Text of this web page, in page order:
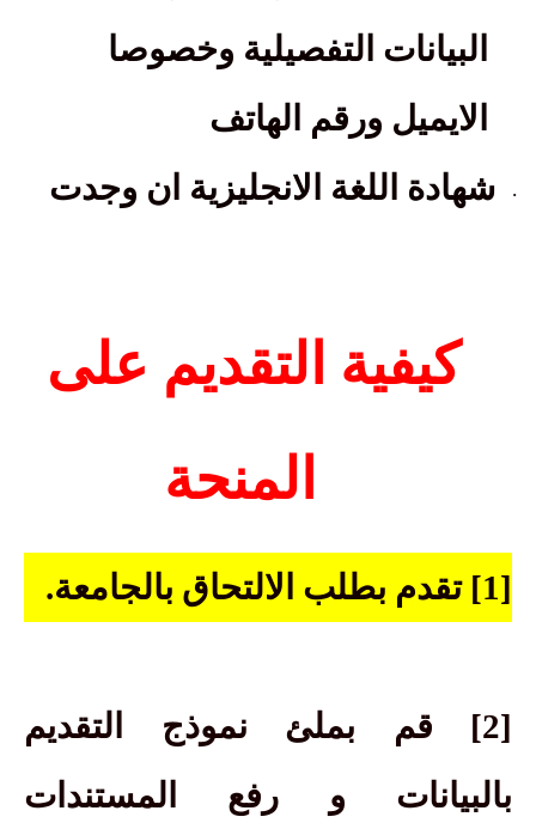
البيانات التفصيلية وخصوصا
الايميل ورقم الهاتف
· شهادة اللغة الانجليزية ان وجدت
كيفية التقديم على
المنحة
[1] تقدم بطلب الالتحاق بالجامعة .
[2] قم بملئ نموذج التقديم
بالبيانات و رفع المستندات